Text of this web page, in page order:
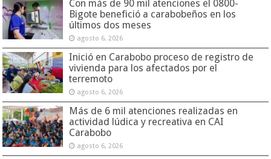
Con más de 90 mil atenciones el 0800-
Bigote benefició a carabobeños en los
últimos dos meses
agosto 6, 2026
Inició en Carabobo proceso de registro de
vivienda para los afectados por el
terremoto
agosto 6, 2026
Más de 6 mil atenciones realizadas en
actividad lúdica y recreativa en CAI
Carabobo
agosto 6, 2026